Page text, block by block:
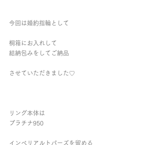
今回は婚約指輪として
桐箱にお入れして
結納包みをしてご納品
させていただきました♡
リング本体は
プラチナ950
インペリアルトパーズを留める